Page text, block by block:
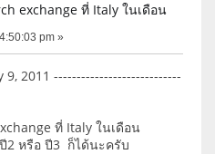
exchange ที่ Italy ในเดือน
pm »
9, 2011 ----------------------------
ที่ Italy ในเดือน
2 หรือ ปี3 ก็ได้นะครับ